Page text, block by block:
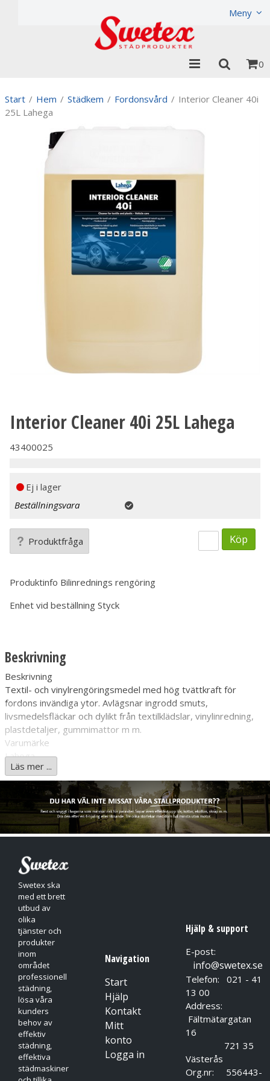
Meny
0
Start / Hem / Städkem / Fordonsvård / Interior Cleaner 40i
25L Lahega
Interior Cleaner 40i 25L Lahega
43400025
Ej i lager
Beställningsvara
Produktfråga Köp
Produktinfo Bilinrednings rengöring
Enhet vid beställning Styck
Beskrivning
Beskrivning
Textil- och vinylrengöringsmedel med hög tvättkraft för
fordons invändiga ytor. Avlägsnar ingrodd smuts,
livsmedelsfläckar och dylikt från textilklädslar, vinylinredning,
plastdetaljer, gummimattor m m.
Varumärke
Lahega
Miljömärkning
Svanen
Applicera med sprayflaska eller dylikt. Låt medlet verka någon
minut och vid behov bearbeta ytan lätt med borste, svamp
eller torkduk. Torka av med torkduk och/eller blås torrt med
uppsugning av tvättvätska och eftersköljande vattensköljning.
Späds med vatten i förhållande : Generell rengöring 1:10 - 1:15
Fläckborttagning 1:5 - 1:10
Läs mer ...
Swetex ska
med ett brett
utbud av
olika
tjänster och
produkter
inom
området
professionell
städning,
lösa våra
kunders
behov av
effektiv
städning,
effektiva
städmaskiner
Navigation
Start
Hjälp
Kontakt
Mitt
konto
Logga in
Hjälp & support
E-post:
info@swetex.se
Telefon: 021 - 41
13 00
Address:
Fältmätargatan
16
721 35
Västerås
Org.nr: 556443-